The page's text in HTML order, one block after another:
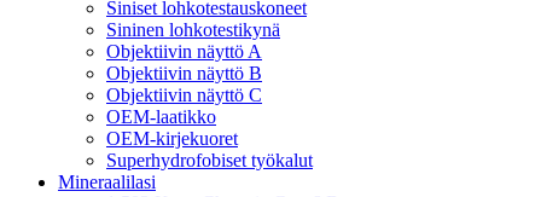
Siniset lohkotestauskoneet
Sininen lohkotestikynä
Objektiivin näyttö A
Objektiivin näyttö B
Objektiivin näyttö C
OEM-laatikko
OEM-kirjekuoret
Superhydrofobiset työkalut
Mineraalilasi